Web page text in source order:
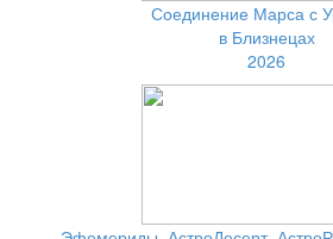
Соединение Марса с
в Близнецах
2026